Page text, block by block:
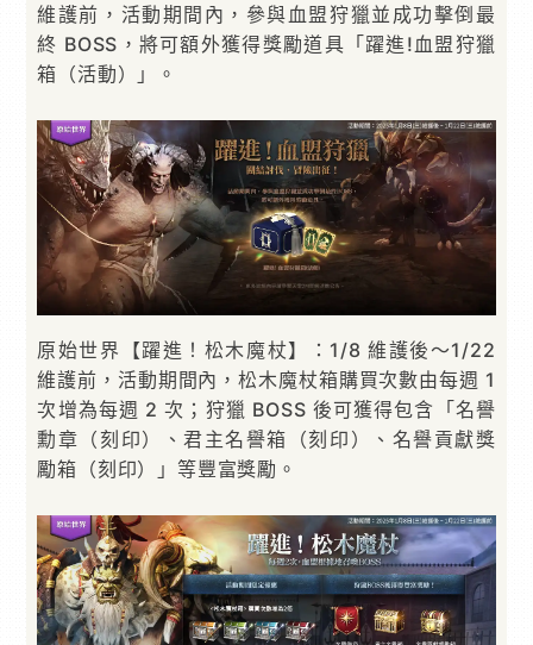
維護前，活動期間內，參與血盟狩獵並成功擊倒最
終 BOSS，將可額外獲得獎勵道具「躍進!血盟狩獵
箱（活動）」。
原始世界【躍進！松木魔杖】：1/8 維護後～1/22
維護前，活動期間內，松木魔杖箱購買次數由每週 1
次增為每週 2 次；狩獵 BOSS 後可獲得包含「名譽
勳章（刻印）、君主名譽箱（刻印）、名譽貢獻獎
勵箱（刻印）」等豐富獎勵。